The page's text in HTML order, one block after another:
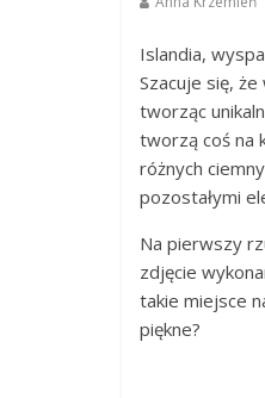
Islandia,
Szacuje się,
tworząc
tworzą coś na
różnych
pozostałymi
Na pierwszy
zdjęcie
takie miejsce
piękne?